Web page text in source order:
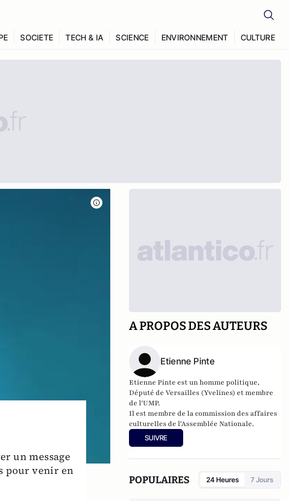
SOCIETE TECH & IA SCIENCE ENVIRONNEMENT CULTURE
un message
pour venir en
A PROPOS DES AUTEURS
Etienne Pinte
Etienne Pinte est un homme politique,
Député de Versailles (Yvelines) et membre
de l'UMP.
Il est membre de la commission des affaires
culturelles de l'Assemblée Nationale.
SUIVRE
POPULAIRES 24 Heures 7 Jours